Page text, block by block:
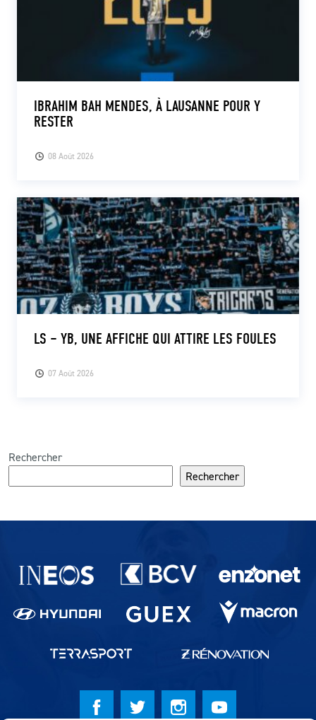
08 Août 2026
IBRAHIM BAH MENDES, À LAUSANNE POUR Y
RESTER
07 Août 2026
LS – YB, UNE AFFICHE QUI ATTIRE LES FOULES
Rechercher
Rechercher
Partenaires du lausanne-Sport